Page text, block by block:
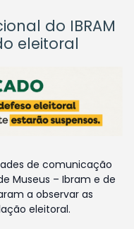
do IBRAM
eleitoral
de comunicação
Museus – Ibram e de
a observar as
eleitoral.